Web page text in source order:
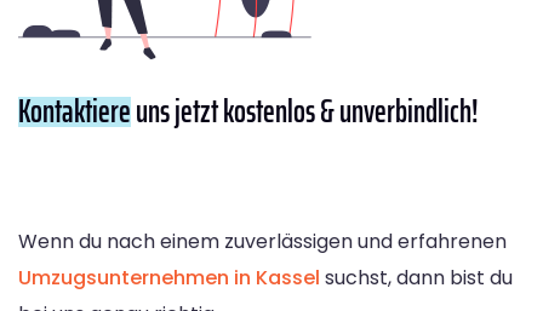
Kontaktiereuns jetzt kostenlos & unverbindlich!
Wenn du nach einem zuverlässigen und erfahrenen
Umzugsunternehmen in Kassel suchst, dann bist du